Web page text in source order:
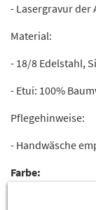
- Lasergravur der
Material:
- 18/8 Edelstahl,
- Etui: 100%
Pflegehinweise:
- Handwäsche
Farbe: